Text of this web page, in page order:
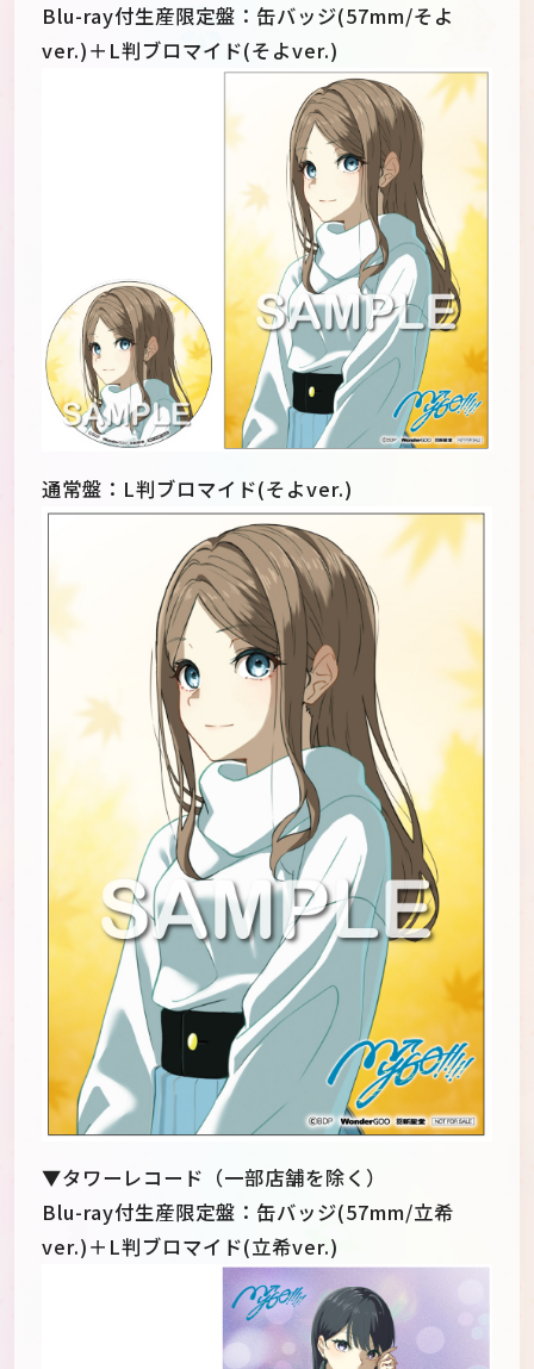
Blu-ray付生産限定盤：缶バッジ(57mm/そよ
ver.)＋L判ブロマイド(そよver.)
通常盤：L判ブロマイド(そよver.)
▼タワーレコード（一部店舗を除く）
Blu-ray付生産限定盤：缶バッジ(57mm/立希
ver.)＋L判ブロマイド(立希ver.)